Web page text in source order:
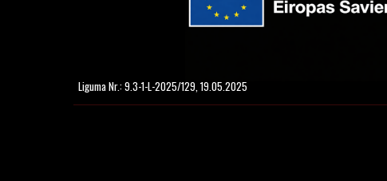
Liguma Nr.: 9.3-1-L-2025/129, 19.05.2025